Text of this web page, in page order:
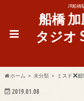
JR船橋
船橋
タジオ
ホーム 未分類 ミスド 鎧
2019.01.08